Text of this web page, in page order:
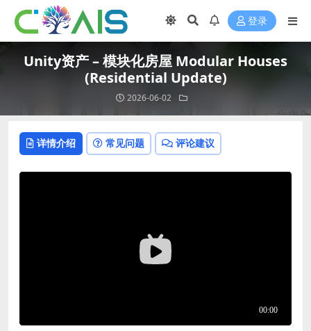
登录
Unity资产 – 模块化房屋 Modular Houses
(Residential Update)
2026-06-02
详情介绍 常见问题 评论建议